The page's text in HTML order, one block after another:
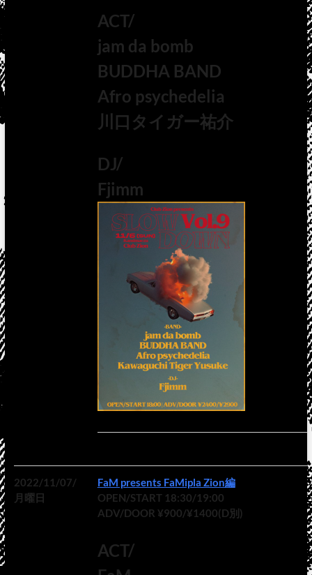
ACT/
jam da bomb
BUDDHA BAND
Afro psychedelia
川口タイガー祐介
DJ/
Fjimm
2022/11/07/
月曜日
FaM presents FaMipla Zion編
OPEN/START 18:30/19:00
ADV/DOOR ¥900/¥1400(D別)
ACT/